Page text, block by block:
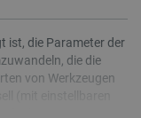
ist, die Parameter der
die die
von Werkzeugen
für bestimmte Geräte